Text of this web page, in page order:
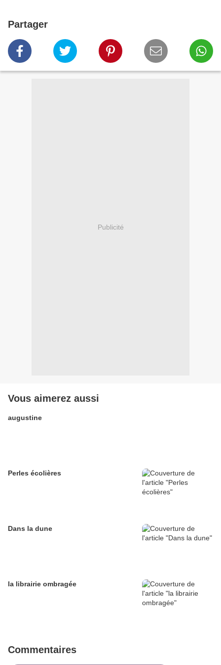
Partager
Publicité
Vous aimerez aussi
augustine
Perles écolières
Dans la dune
la librairie ombragée
Commentaires